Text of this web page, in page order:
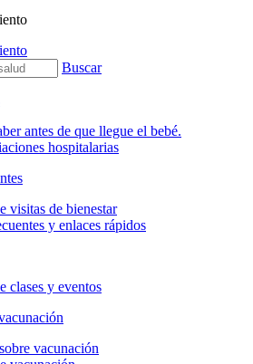
Buscar
antes de que llegue el bebé.
hospitalarias
visitas de bienestar
y enlaces rápidos
clases y eventos
vacunación